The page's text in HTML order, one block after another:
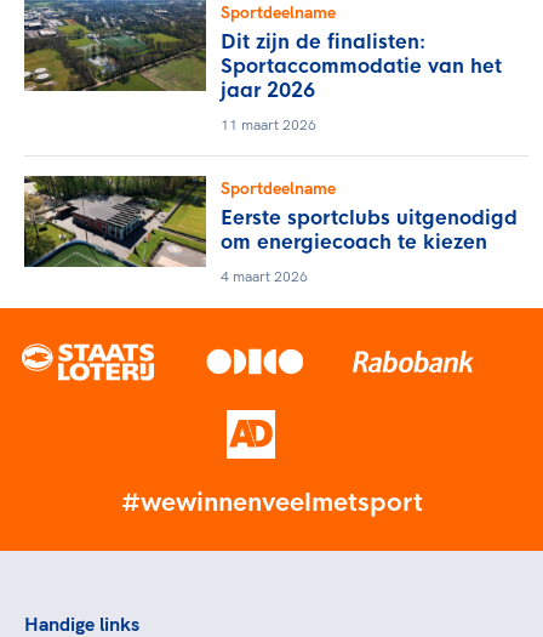
Sportdeelname
Dit zijn de finalisten:
Sportaccommodatie van het
jaar 2026
11 maart 2026
Sportdeelname
Eerste sportclubs uitgenodigd
om energiecoach te kiezen
4 maart 2026
#wewinnenveelmetsport
Handige links